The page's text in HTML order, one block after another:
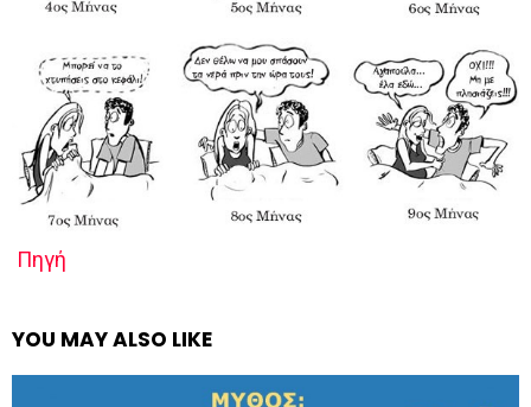
Πηγή
YOU MAY ALSO LIKE